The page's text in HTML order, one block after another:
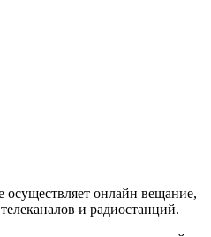
онлайн вещание,
и радиостанций.